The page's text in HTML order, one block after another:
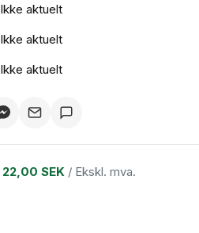
Ikke aktuelt
Ikke aktuelt
Ikke aktuelt
22,00 SEK / Ekskl. mva.